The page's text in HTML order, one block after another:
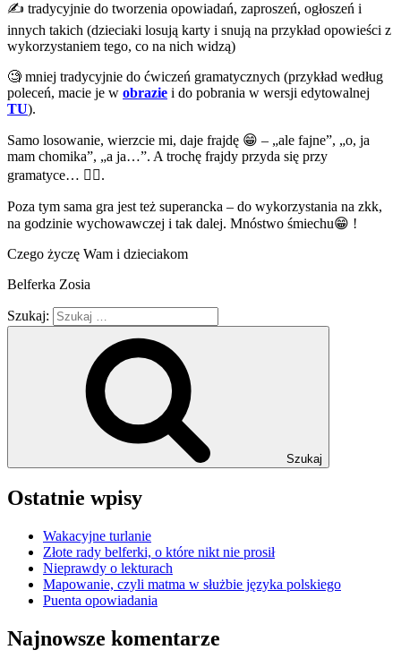
✍ tradycyjnie do tworzenia opowiadań, zaproszeń, ogłoszeń i
innych takich (dzieciaki losują karty i snują na przykład opowieści z
wykorzystaniem tego, co na nich widzą)
🧐 mniej tradycyjnie do ćwiczeń gramatycznych (przykład według
poleceń, macie je w obrazie i do pobrania w wersji edytowalnej
TU).
Samo losowanie, wierzcie mi, daje frajdę 😁 – „ale fajne”, „o, ja
mam chomika”, „a ja…”. A trochę frajdy przyda się przy
gramatyce… 🤷‍♀️.
Poza tym sama gra jest też superancka – do wykorzystania na zkk,
na godzinie wychowawczej i tak dalej. Mnóstwo śmiechu😁 !
Czego życzę Wam i dzieciakom
Belferka Zosia
Szukaj:
Szukaj
Ostatnie wpisy
Wakacyjne turlanie
Złote rady belferki, o które nikt nie prosił
Nieprawdy o lekturach
Mapowanie, czyli matma w służbie języka polskiego
Puenta opowiadania
Najnowsze komentarze